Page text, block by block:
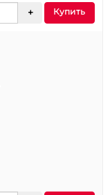
Купить